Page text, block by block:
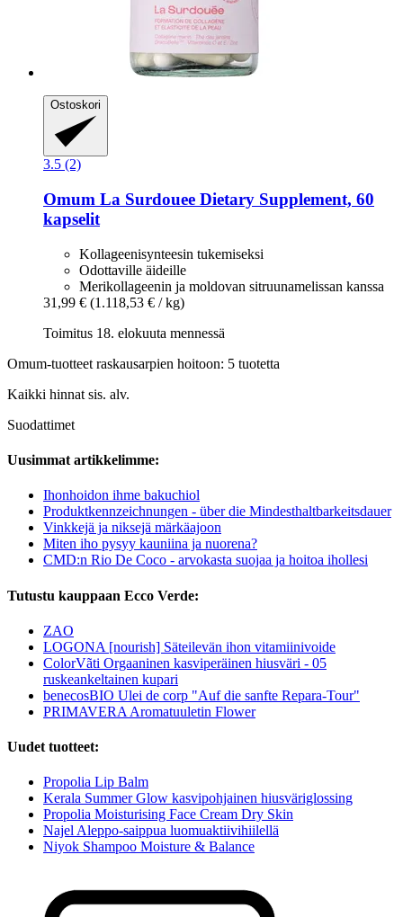
Ostoskori
3.5 (2)
Omum La Surdouee Dietary Supplement, 60
kapselit
Kollageenisynteesin tukemiseksi
Odottaville äideille
Merikollageenin ja moldovan sitruunamelissan kanssa
31,99 € (1.118,53 € / kg)
Toimitus 18. elokuuta mennessä
Omum-tuotteet raskausarpien hoitoon: 5 tuotetta
Kaikki hinnat sis. alv.
Suodattimet
Uusimmat artikkelimme:
Ihonhoidon ihme bakuchiol
Produktkennzeichnungen - über die Mindesthaltbarkeitsdauer
Vinkkejä ja niksejä märkäajoon
Miten iho pysyy kauniina ja nuorena?
CMD:n Rio De Coco - arvokasta suojaa ja hoitoa ihollesi
Tutustu kauppaan Ecco Verde:
ZAO
LOGONA [nourish] Säteilevän ihon vitamiinivoide
ColorVãti Orgaaninen kasviperäinen hiusväri - 05
ruskeankeltainen kupari
benecosBIO Ulei de corp "Auf die sanfte Repara-Tour"
PRIMAVERA Aromatuuletin Flower
Uudet tuotteet:
Propolia Lip Balm
Kerala Summer Glow kasvipohjainen hiusväriglossing
Propolia Moisturising Face Cream Dry Skin
Najel Aleppo-saippua luomuaktiivihiilellä
Niyok Shampoo Moisture & Balance